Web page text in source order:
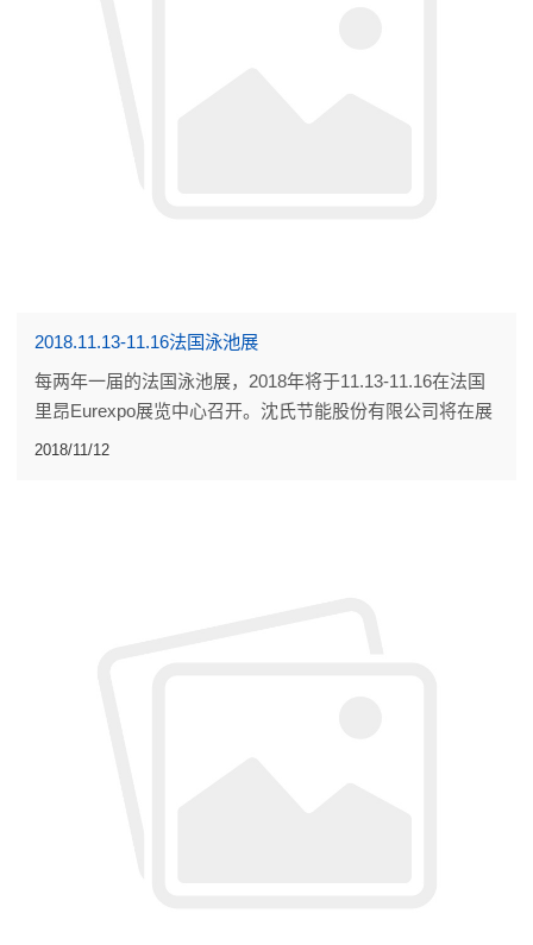
2018.11.13-11.16法国泳池展
每两年一届的法国泳池展，2018年将于11.13-11.16在法国
里昂Eurexpo展览中心召开。沈氏节能股份有限公司将在展
位5D100，恭候您的到来！
2018/11/12